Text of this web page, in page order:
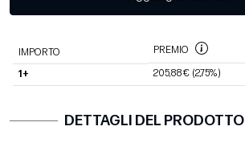
IMPORTO PREMIO
1+ 205,88 € (2,75%)
DETTAGLI DEL PRODOTTO